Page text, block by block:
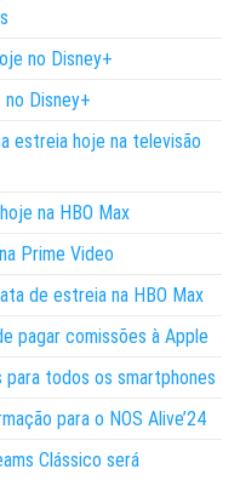
no Disney+
Disney+
estreia hoje na televisão
na HBO Max
Prime Video
de estreia na HBO Max
pagar comissões à Apple
para todos os smartphones
para o NOS Alive’24
Clássico será